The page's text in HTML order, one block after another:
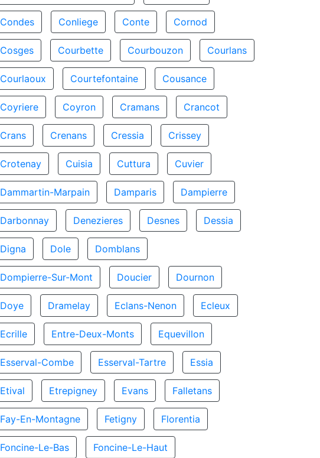
Condes Conliege Conte Cornod
Cosges Courbette Courbouzon Courlans
Courlaoux Courtefontaine Cousance
Coyriere Coyron Cramans Crancot
Crans Crenans Cressia Crissey
Crotenay Cuisia Cuttura Cuvier
Dammartin-Marpain Damparis Dampierre
Darbonnay Denezieres Desnes Dessia
Digna Dole Domblans
Dompierre-Sur-Mont Doucier Dournon
Doye Dramelay Eclans-Nenon Ecleux
Ecrille Entre-Deux-Monts Equevillon
Esserval-Combe Esserval-Tartre Essia
Etival Etrepigney Evans Falletans
Fay-En-Montagne Fetigny Florentia
Foncine-Le-Bas Foncine-Le-Haut